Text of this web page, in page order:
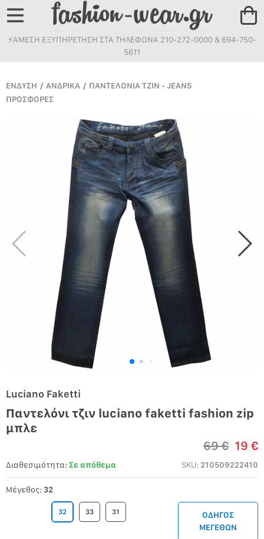
⚡ΑΜΕΣΗ ΕΞΥΠΗΡΕΤΗΣΗ ΣΤΑ ΤΗΛΕΦΩΝΑ 210-272-0000 & 694-750-
5611
ΕΝΔΥΣΗ / ΑΝΔΡΙΚΑ / ΠΑΝΤΕΛΟΝΙΑ ΤΖΙΝ - JEANS
ΠΡΟΣΦΟΡΕΣ
Luciano Faketti
Παντελόνι τζιν luciano faketti fashion zip
μπλε
69 € 19 €
Διαθεσιμότητα: Σε απόθεμα SKU: 210509222410
Μέγεθος: 32
32 33 31
ΟΔΗΓΟΣ
ΜΕΓΕΘΩΝ